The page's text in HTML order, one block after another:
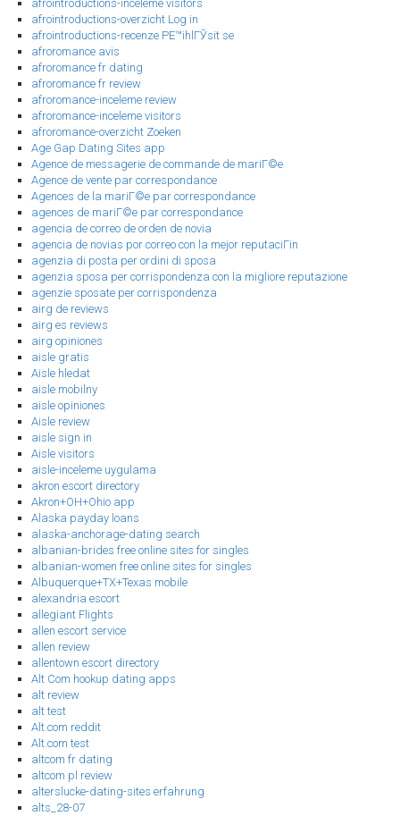
afrointroductions-inceleme visitors
afrointroductions-overzicht Log in
afrointroductions-recenze PЕ™ihlГЎsit se
afroromance avis
afroromance fr dating
afroromance fr review
afroromance-inceleme review
afroromance-inceleme visitors
afroromance-overzicht Zoeken
Age Gap Dating Sites app
Agence de messagerie de commande de mariГ©e
Agence de vente par correspondance
Agences de la mariГ©e par correspondance
agences de mariГ©e par correspondance
agencia de correo de orden de novia
agencia de novias por correo con la mejor reputaciГіn
agenzia di posta per ordini di sposa
agenzia sposa per corrispondenza con la migliore reputazione
agenzie sposate per corrispondenza
airg de reviews
airg es reviews
airg opiniones
aisle gratis
Aisle hledat
aisle mobilny
aisle opiniones
Aisle review
aisle sign in
Aisle visitors
aisle-inceleme uygulama
akron escort directory
Akron+OH+Ohio app
Alaska payday loans
alaska-anchorage-dating search
albanian-brides free online sites for singles
albanian-women free online sites for singles
Albuquerque+TX+Texas mobile
alexandria escort
allegiant Flights
allen escort service
allen review
allentown escort directory
Alt Com hookup dating apps
alt review
alt test
Alt.com reddit
Alt.com test
altcom fr dating
altcom pl review
alterslucke-dating-sites erfahrung
alts_28-07